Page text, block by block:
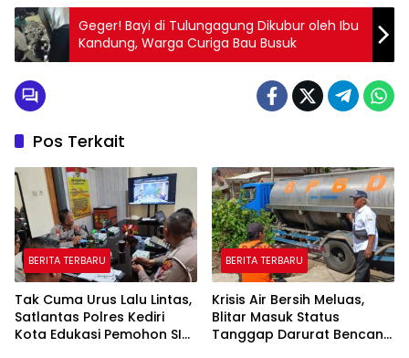
Geger! Bayi di Tulungagung Dikubur oleh Ibu
Kandung, Warga Curiga Bau Busuk
Pos Terkait
BERITA TERBARU
Tak Cuma Urus Lalu Lintas,
Satlantas Polres Kediri
Kota Edukasi Pemohon SIM
BERITA TERBARU
Krisis Air Bersih Meluas,
Blitar Masuk Status
Tanggap Darurat Bencana